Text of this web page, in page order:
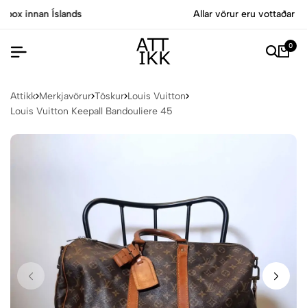
Allar vörur eru vottaðar Ekta af sérfræðingum
0
Attikk Merkjavörur Töskur Louis Vuitton
Louis Vuitton Keepall Bandouliere 45